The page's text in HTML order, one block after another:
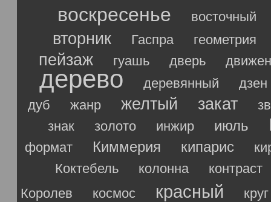
воскресенье восточный
вторник Гаспра геометрия
пейзаж гуашь дверь
дерево деревянный
дзен
дуб
жанр желтый закат
знак
золото инжир июль
формат Киммерия кипарис
Коктебель
колонна
контраст
Королев
космос красный
круг